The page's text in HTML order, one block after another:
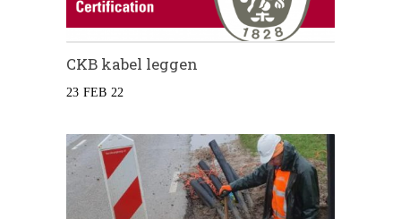
CKB kabel leggen
23 FEB 22